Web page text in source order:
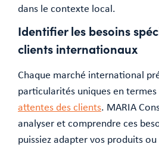
dans le contexte local.
Identifier les besoins
clients internationaux
Chaque marché international
particularités uniques en
attentes des clients. MARIA
analyser et comprendre ces
puissiez adapter vos produits